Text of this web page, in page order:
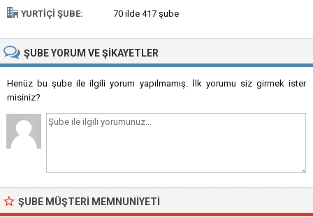
YURTIÇI ŞUBE: 70 ilde 417 şube
ŞUBEYORUM VE ŞIKAYETLER
Henüz bu şube ile ilgili yorum yapılmamış. İlk yorumu siz girmek ister
misiniz?
ŞUBE MÜŞTERI MEMNUNIYETI